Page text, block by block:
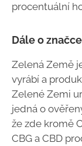
procentuální
Dále o značce
Zelená Země
vyrábí a
Zelené Zemi
jedná o
že zde kromě
CBG a CBD